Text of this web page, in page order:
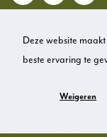
Deze website
beste ervaring te
Weigeren
© 2026 Dux Nova